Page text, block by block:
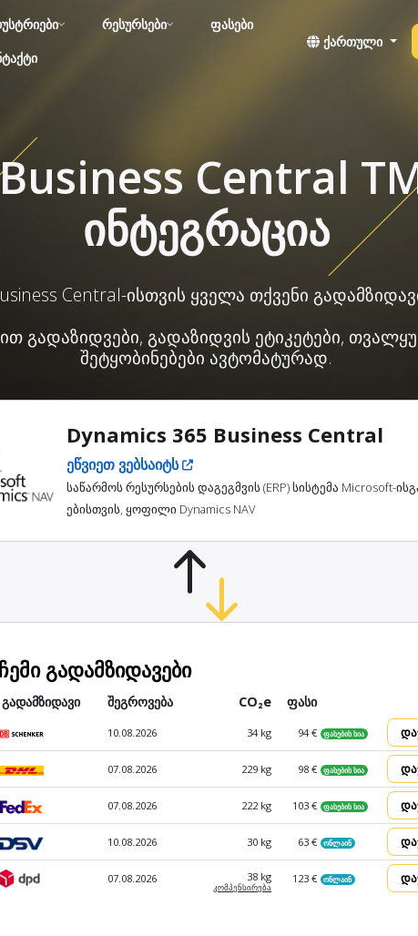
რესურსები
ფასები
ქართული
Central
ინტეგრაცია
Central-ისთვის ყველა თქვენი
გადაზიდვები, გადაზიდვის ეტიკეტები,
შეტყობინებები ავტომატურად.
Dynamics 365 Business Central
ეწვიეთ ვებსაიტს
საწარმოს რესურსების დაგეგმვის (ERP) სისტემა Microsoft-
ებისთვის, ყოფილი Dynamics NAV
ჩემი გადამზიდავები
გადამზიდავი შეგროვება CO₂e ფასი
10.08.2026 34 kg 94 € ფასების სია
07.08.2026 229 kg 98 € ფასების სია
07.08.2026 222 kg 103 € ფასების სია
10.08.2026 30 kg 63 € ონლაინ
07.08.2026 38 kg
კომპენ­სირება
123 € ონლაინ